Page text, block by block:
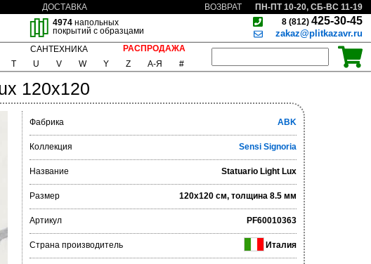
ДОСТАВКА ВОЗВРАТ
ПН-ПТ 10-20, СБ-ВС 11-19
4974напольных
покрытий с образцами
8 (812) 425-30-45
zakaz@plitkazavr.ru
САНТЕХНИКА
РАСПРОДАЖА
T U V W Y Z А-Я #
120x120
Фабрика ABK
Коллекция Sensi Signoria
Название Statuario Light Lux
Размер 120x120 см, толщина 8.5 мм
Артикул PF60010363
Страна производитель Италия